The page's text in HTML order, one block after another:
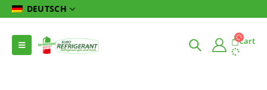
DEUTSCH
Cart